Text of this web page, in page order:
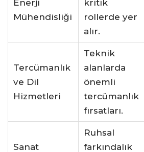
Enerji
Mühendisliği
kritik
rollerde yer
alır.
Tercümanlık
ve Dil
Hizmetleri
Teknik
alanlarda
önemli
tercümanlık
fırsatları.
Sanat
Ruhsal
farkındalık